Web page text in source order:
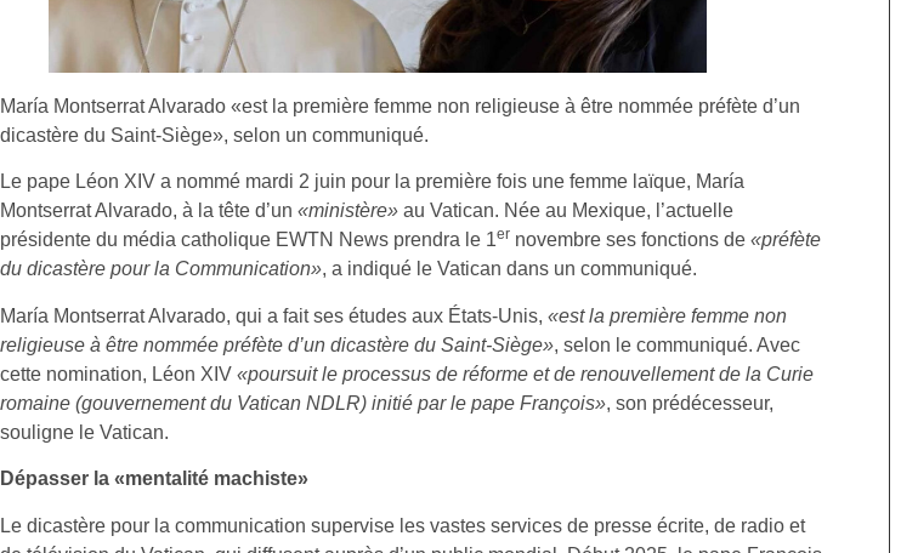
María Montserrat Alvarado «est la première femme non religieuse à être nommée préfète d’un
dicastère du Saint-Siège», selon un communiqué.
Le pape Léon XIV a nommé mardi 2 juin pour la première fois une femme laïque, María
Montserrat Alvarado, à la tête d’un «ministère» au Vatican. Née au Mexique, l’actuelle
présidente du média catholique EWTN News prendra le 1er novembre ses fonctions de «préfète
du dicastère pour la Communication», a indiqué le Vatican dans un communiqué.
María Montserrat Alvarado, qui a fait ses études aux États-Unis, «est la première femme non
religieuse à être nommée préfète d’un dicastère du Saint-Siège», selon le communiqué. Avec
cette nomination, Léon XIV «poursuit le processus de réforme et de renouvellement de la Curie
romaine (gouvernement du Vatican NDLR) initié par le pape François», son prédécesseur,
souligne le Vatican.
Dépasser la «mentalité machiste»
Le dicastère pour la communication supervise les vastes services de presse écrite, de radio et